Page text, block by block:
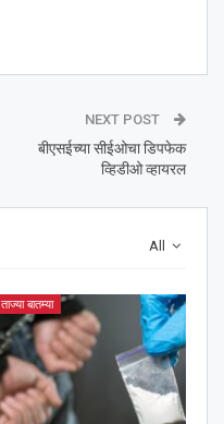
NEXT POST
बीएसईच्या सीईओचा डिपफेक
व्हिडीओ व्हायरल
All
ताज्या बातम्या